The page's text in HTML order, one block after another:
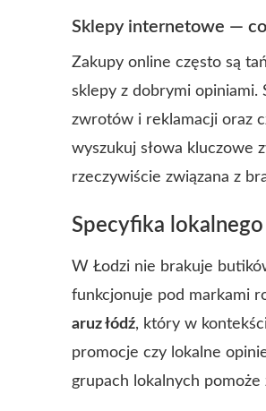
Sklepy internetowe —
Zakupy online często są
sklepy z dobrymi opiniami.
zwrotów i reklamacji oraz
wyszukuj słowa kluczowe
rzeczywiście związana z
Specyfika
W Łodzi nie brakuje
funkcjonuje pod markami
aruz łódź, który w
promocje czy lokalne
grupach lokalnych pomoże